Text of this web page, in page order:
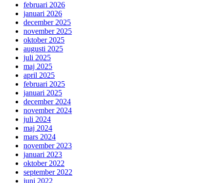
februari 2026
januari 2026
december 2025
november 2025
oktober 2025
augusti 2025
juli 2025
maj 2025
april 2025
februari 2025
januari 2025
december 2024
november 2024
juli 2024
maj 2024
mars 2024
november 2023
januari 2023
oktober 2022
september 2022
juni 2022